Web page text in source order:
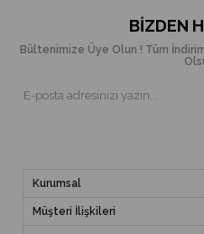
BIZDEN
Bültenimize Üye Olun ! Tüm
Kurumsal
Müşteri İlişkileri